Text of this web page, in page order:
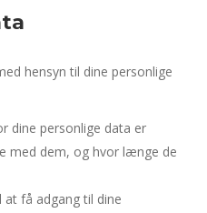
hensyn til dine personlige
dine personlige data er
med dem, og hvor længe de
at få adgang til dine